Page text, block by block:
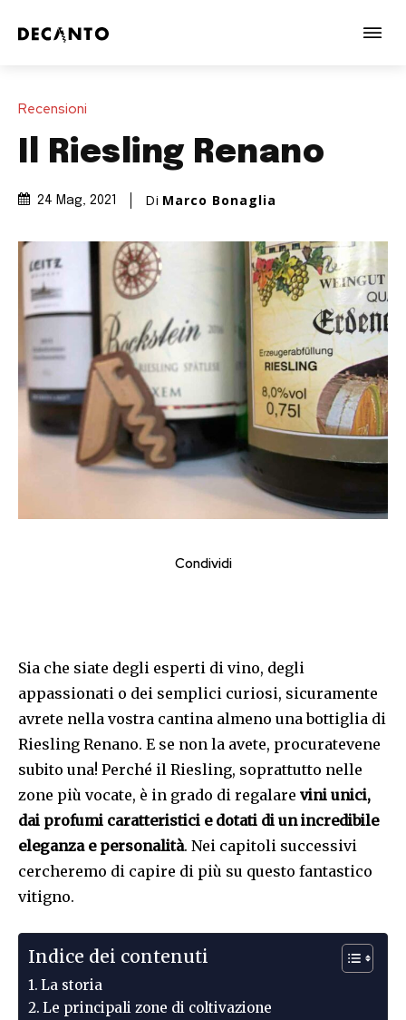
Recensioni
Il Riesling Renano
24 Mag, 2021 Di Marco Bonaglia
Condividi
Sia che siate degli esperti di vino, degli
appassionati o dei semplici curiosi, sicuramente
avrete nella vostra cantina almeno una bottiglia di
Riesling Renano. E se non la avete, procuratevene
subito una! Perché il Riesling, soprattutto nelle
zone più vocate, è in grado di regalare vini unici,
dai profumi caratteristici e dotati di un incredibile
eleganza e personalità. Nei capitoli successivi
cercheremo di capire di più su questo fantastico
vitigno.
Indice dei contenuti
La storia
Le principali zone di coltivazione